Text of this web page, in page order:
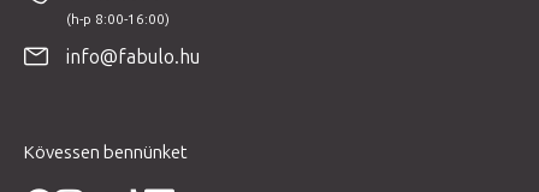
info@fabulo.hu
Kövessen bennünket